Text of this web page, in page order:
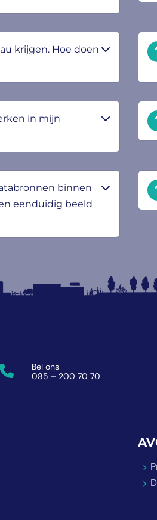
krijgen. Hoe doen
in mijn
binnen
eenduidig beeld
Bel ons
085 – 200 70 70